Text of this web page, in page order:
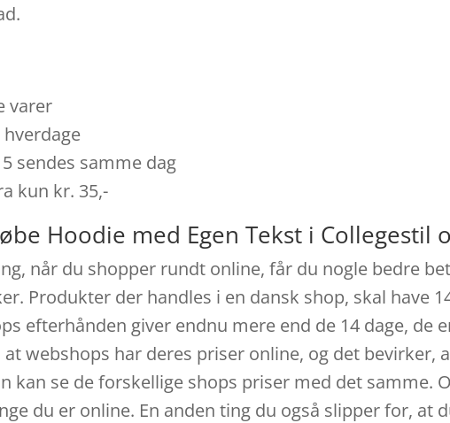
varer
sendes samme dag
kun kr. 35,-
Hoodie med Egen Tekst i Collegestil
når du shopper rundt online, får du nogle bedre
Produkter der handles i en dansk shop, skal have
efterhånden giver endnu mere end de 14 dage, de
webshops har deres priser online, og det bevirker,
kan se de forskellige shops priser med det samme.
du er online. En anden ting du også slipper for, at